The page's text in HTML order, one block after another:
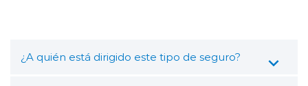
¿A quién está dirigido este tipo de seguro?